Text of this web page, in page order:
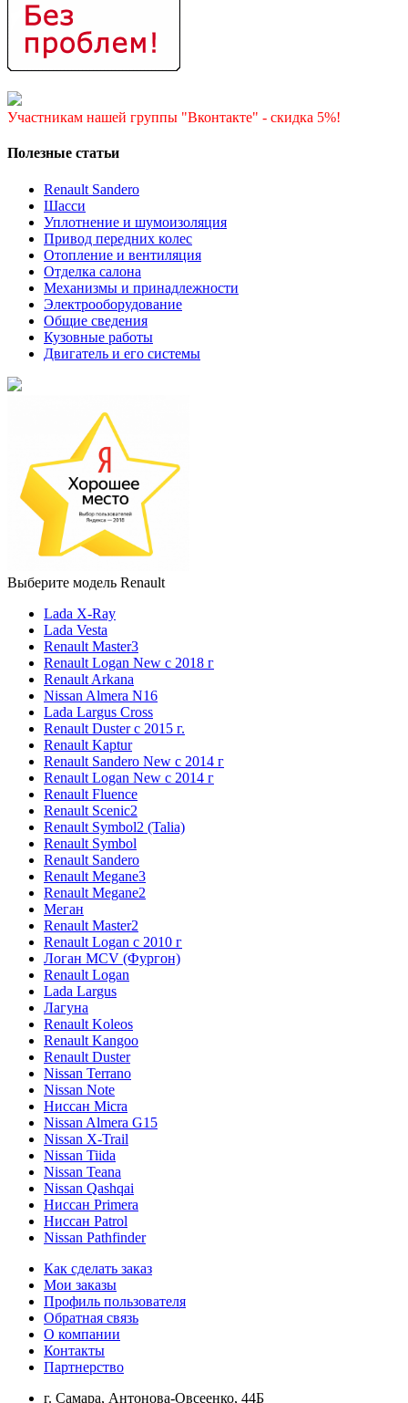
Участникам нашей группы "Вконтакте" - скидка 5%!
Полезные статьи
Renault Sandero
Шасси
Уплотнение и шумоизоляция
Привод передних колес
Отопление и вентиляция
Отделка салона
Механизмы и принадлежности
Электрооборудование
Общие сведения
Кузовные работы
Двигатель и его системы
Выберите модель Renault
Lada X-Ray
Lada Vesta
Renault Master3
Renault Logan New с 2018 г
Renault Arkana
Nissan Almera N16
Lada Largus Cross
Renault Duster с 2015 г.
Renault Kaptur
Renault Sandero New с 2014 г
Renault Logan New с 2014 г
Renault Fluence
Renault Scenic2
Renault Symbol2 (Talia)
Renault Symbol
Renault Sandero
Renault Megane3
Renault Megane2
Меган
Renault Master2
Renault Logan c 2010 г
Логан МСV (Фургон)
Renault Logan
Lada Largus
Лагуна
Renault Koleos
Renault Kangoo
Renault Duster
Nissan Terrano
Nissan Note
Ниссан Micra
Nissan Almera G15
Nissan X-Trail
Nissan Tiida
Nissan Teana
Nissan Qashqai
Ниссан Primera
Ниссан Patrol
Nissan Pathfinder
Как сделать заказ
Мои заказы
Профиль пользователя
Обратная связь
О компании
Контакты
Партнерство
г. Самара, Антонова-Овсеенко, 44Б